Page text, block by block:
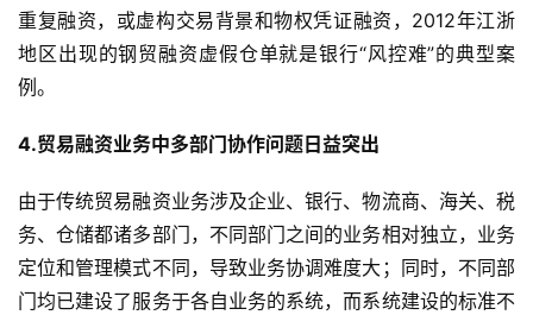
重复融资，或虚构交易背景和物权凭证融资，2012年江浙
地区出现的钢贸融资虚假仓单就是银行“风控难”的典型案
例。
4.贸易融资业务中多部门协作问题日益突出
由于传统贸易融资业务涉及企业、银行、物流商、海关、税
务、仓储都诸多部门，不同部门之间的业务相对独立，业务
定位和管理模式不同，导致业务协调难度大；同时，不同部
门均已建设了服务于各自业务的系统，而系统建设的标准不